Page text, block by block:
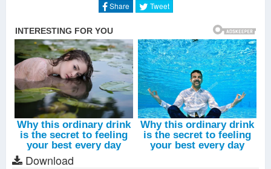
Share Tweet
Download